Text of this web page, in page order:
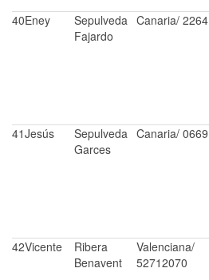
40Eney
Sepulveda
Fajardo
Canaria/ 2264
41Jesús
Sepulveda
Garces
Canaria/ 0669
42Vicente
Ribera
Benavent
Valenciana/
52712070